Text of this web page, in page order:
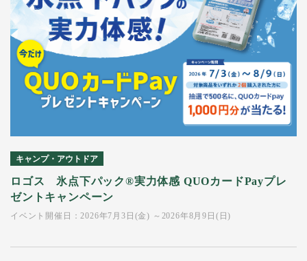
キャンプ・アウトドア
ロゴス 氷点下パック®実力体感 QUOカードPayプレ
ゼントキャンペーン
イベント開催日：2026年7月3日(金) ～2026年8月9日(日)